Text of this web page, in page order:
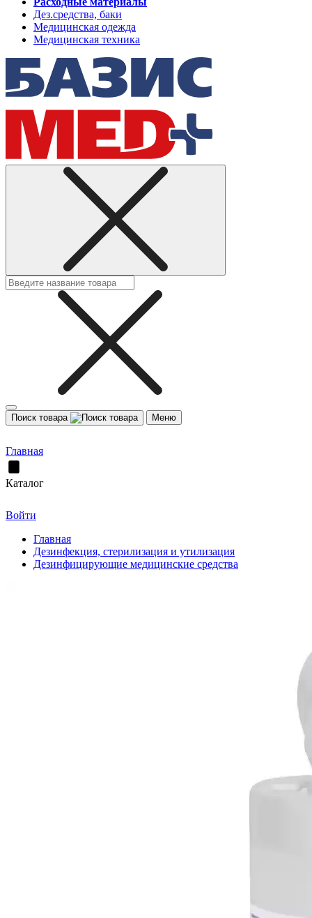
Дез.средства, баки
Медицинская одежда
Медицинская техника
Поиск товара Меню
Главная
Каталог
Войти
Главная
Дезинфекция, стерилизация и утилизация
Дезинфицирующие медицинские средства